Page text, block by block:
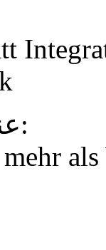
عنوان المستخرج: